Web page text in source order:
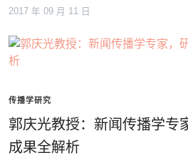
2017 年 09 月 11 日
传播学研究
郭庆光教授：新闻传播学专
成果全解析